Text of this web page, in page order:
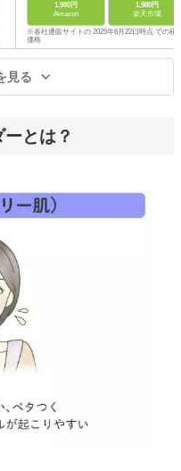
1,980円
Amazon
1,980円
楽天市場
※各社通販サイトの 2025年6月22日時点 での税
価格
見る
とは？